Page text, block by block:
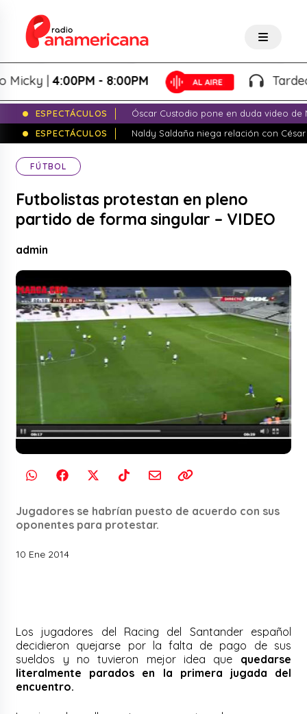
|4:00PM - 8:00PM Tardeo
ESPECTÁCULOS
Óscar Custodio pone en duda video de
ESPECTÁCULOS
Naldy Saldaña niega relación con
FÚTBOL
Futbolistas protestan en pleno
partido de forma singular – VIDEO
admin
Jugadores se habrían puesto de acuerdo con sus
oponentes para protestar.
10 Ene 2014
Los jugadores del Racing del Santander español
decidieron quejarse por la falta de pago de sus
sueldos y no tuvieron mejor idea que quedarse
literalmente parados en la primera jugada del
encuentro.